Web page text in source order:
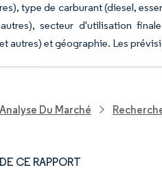
type de carburant (diesel,
secteur d'utilisation
autres) et géographie. Les
Analyse Du Marché
CE RAPPORT